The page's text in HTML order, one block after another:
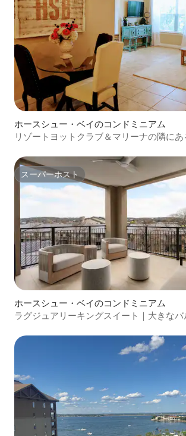
ホースシュー・ベイのコンドミニアム
リゾートヨットクラブ＆マリーナの隣にあ
スーパーホスト
スーパーホスト
ホースシュー・ベイのコンドミニアム
ラグジュアリーキングスイート｜大きなバ